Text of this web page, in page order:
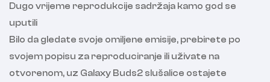
Dugo vrijeme reprodukcije sadržaja kamo god se
uputili
Bilo da gledate svoje omiljene emisije, prebirete po
svojem popisu za reproduciranje ili uživate na
otvorenom, uz Galaxy Buds2 slušalice ostajete